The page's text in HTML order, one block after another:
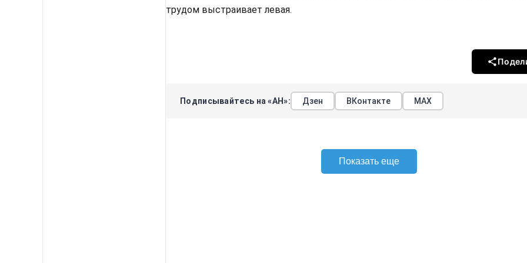
трудом выстраивает левая.
Подписывайтесь на «АН»: Дзен ВКонтакте МАХ
Показать еще